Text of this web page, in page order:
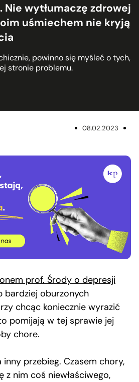
Nie wytłumaczę zdrowej
uśmiechem nie kryją
powinno się myśleć o tych,
stronie problemu.
08.02.2023
prof. Środy o depresji
bardziej oburzonych
chcąc koniecznie wyrazić
pomijają w tej sprawie jej
chore.
inny przebieg. Czasem chory,
z nim coś niewłaściwego,